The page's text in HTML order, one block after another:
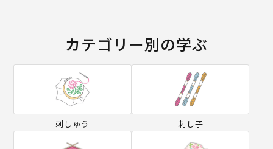
カテゴリー別の学ぶ
刺しゅう 刺し子